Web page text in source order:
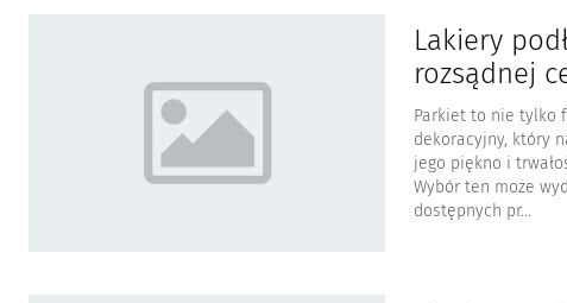
Lakiery
rozsądnej
Parkiet to nie tylko
dekoracyjny, który
jego piękno i
Wybór ten może
dostępnych pr...